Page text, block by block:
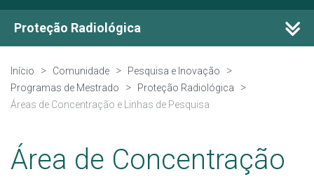
Proteção Radiológica
Processo Seletivo
Grupos de Pesquisa
Início Comunidade
Pesquisa e Inovação
Programas de Mestrado
Proteção Radiológica
Áreas de Concentração e Linhas de Pesquisa
Área de Concentração